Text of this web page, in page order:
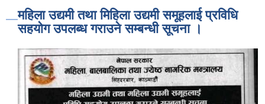
महिला उद्यमी तथा मिहिला उद्यमी समूहलाई प्रविधि
सहयोग उपलब्ध गराउने सम्बन्धी सूचना ।